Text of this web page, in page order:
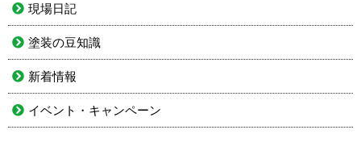
現場日記
塗装の豆知識
新着情報
イベント・キャンペーン